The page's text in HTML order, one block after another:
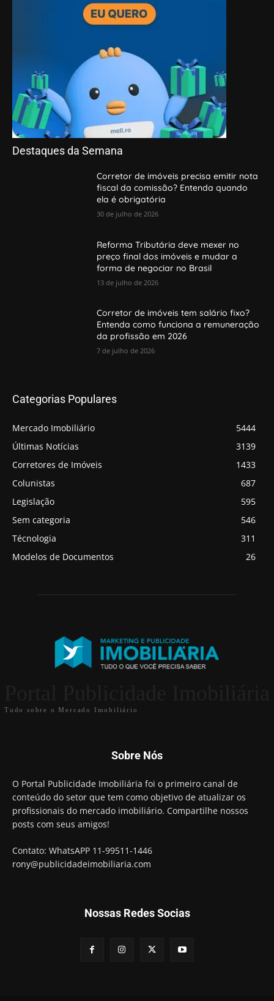
Destaques da Semana
Corretor de imóveis precisa emitir nota
fiscal da comissão? Entenda quando
ela é obrigatória
30 de julho de 2026
Reforma Tributária deve mexer no
preço final dos imóveis e mudar a
forma de negociar no Brasil
13 de julho de 2026
Corretor de imóveis tem salário fixo?
Entenda como funciona a remuneração
da profissão em 2026
7 de julho de 2026
Categorias Populares
Mercado Imobiliário
5444
Últimas Notícias
3139
Corretores de Imóveis
1433
Colunistas
687
Legislação
595
Sem categoria
546
Técnologia
311
Modelos de Documentos
26
Tudo sobre o Mercado Imobiliário
Sobre Nós
O Portal Publicidade Imobiliária foi o primeiro canal de
conteúdo do setor que tem como objetivo de atualizar os
profissionais do mercado imobiliário. Compartilhe nossos
posts com seus amigos!
Contato: WhatsAPP 11-99511-1446
rony@publicidadeimobiliaria.com
Nossas Redes Socias